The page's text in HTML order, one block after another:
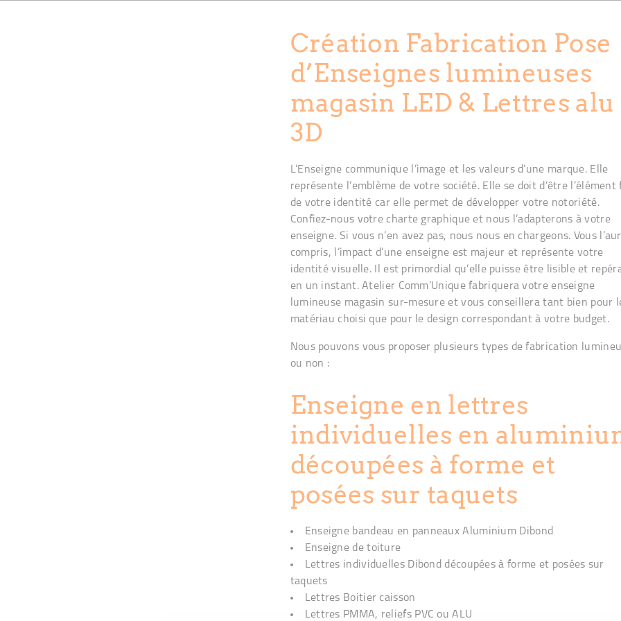
Création Fabrication Pose
d’Enseignes lumineuses
magasin LED & Lettres alu
3D
L’Enseigne communique l’image et les valeurs d’une marque. Elle
représente l’emblème de votre société. Elle se doit d’être l’élément
de votre identité car elle permet de développer votre notoriété.
Confiez-nous votre charte graphique et nous l’adapterons à votre
enseigne. Si vous n’en avez pas, nous nous en chargeons. Vous
compris, l’impact d’une enseigne est majeur et représente votre
identité visuelle. Il est primordial qu’elle puisse être lisible et
en un instant. Atelier Comm’Unique fabriquera votre enseigne
lumineuse magasin sur-mesure et vous conseillera tant bien pour
matériau choisi que pour le design correspondant à votre budget.
Nous pouvons vous proposer plusieurs types de fabrication
ou non :
Enseigne en lettres
individuelles en
découpées à forme et
posées sur taquets
Enseigne bandeau en panneaux Aluminium Dibond
Enseigne de toiture
Lettres individuelles Dibond découpées à forme et posées sur
taquets
Lettres Boitier caisson
Lettres PMMA, reliefs PVC ou ALU